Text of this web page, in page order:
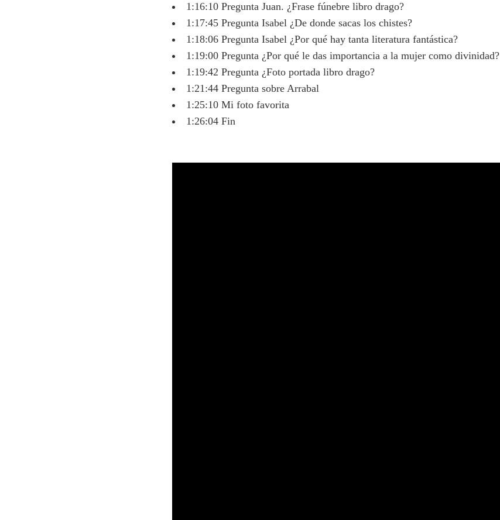
1:16:10 Pregunta Juan. ¿Frase fúnebre libro drago?
1:17:45 Pregunta Isabel ¿De donde sacas los chistes?
1:18:06 Pregunta Isabel ¿Por qué hay tanta literatura fantástica?
1:19:00 Pregunta ¿Por qué le das importancia a la mujer como divinidad?
1:19:42 Pregunta ¿Foto portada libro drago?
1:21:44 Pregunta sobre Arrabal
1:25:10 Mi foto favorita
1:26:04 Fin